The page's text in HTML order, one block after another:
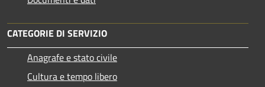
CATEGORIE DI SERVIZIO
Anagrafe e stato civile
Cultura e tempo libero